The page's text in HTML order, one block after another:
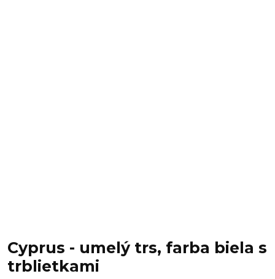
Cyprus - umelý trs, farba biela s
trblietkami